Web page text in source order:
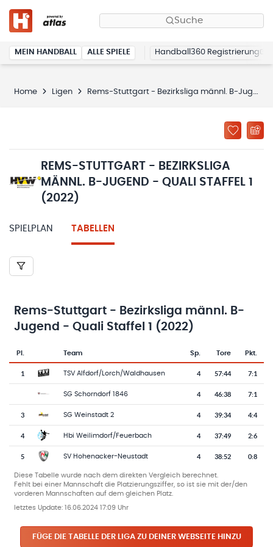
Suche
MEIN HANDBALL ALLE SPIELE Handball360 Registrierung
Home Ligen Rems-Stuttgart - Bezirksliga männl. B-Jugend - Quali Staffel 1 (2022)
REMS-STUTTGART - BEZIRKSLIGA
MÄNNL. B-JUGEND - QUALI STAFFEL 1
(2022)
SPIELPLAN TABELLEN
Rems-Stuttgart - Bezirksliga männl. B-
Jugend - Quali Staffel 1 (2022)
Pl.
Team-Logo
Team Sp. Tore Pkt.
1 TSV Alfdorf/Lorch/Waldhausen 4 57:44 7:1
SG Schorndorf 1846 4 46:38 7:1
3 SG Weinstadt 2 4 39:34 4:4
4 Hbi Weilimdorf/Feuerbach 4 37:49 2:6
5 SV Hohenacker-Neustadt 4 38:52 0:8
Diese Tabelle wurde nach dem direkten Vergleich berechnet.
Fehlt bei einer Mannschaft die Platzierungsziffer, so ist sie mit der/den
vorderen Mannschaften auf dem gleichen Platz.
letztes Update: 16.06.2024 17:09 Uhr
FÜGE DIE TABELLE DER LIGA ZU DEINER WEBSEITE HINZU